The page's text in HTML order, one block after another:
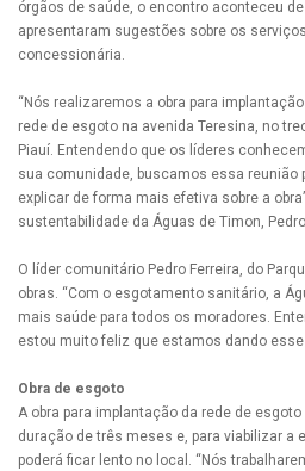
órgãos de saúde, o encontro aconteceu
apresentaram sugestões sobre os
concessionária.
“Nós realizaremos a obra para
rede de esgoto na avenida Teresina, no
Piauí. Entendendo que os líderes
sua comunidade, buscamos essa reunião
explicar de forma mais efetiva sobre a
sustentabilidade da Águas de Timon,
O líder comunitário Pedro Ferreira, do
obras. “Com o esgotamento sanitário, a
mais saúde para todos os moradores.
estou muito feliz que estamos dando esse
Obra de esgoto
A obra para implantação da rede de
duração de três meses e, para viabilizar a
poderá ficar lento no local. “Nós